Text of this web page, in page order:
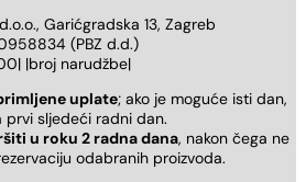
Garićgradska 13, Zagreb
(PBZ d.d.)
|broj narudžbe|
uplate; ako je moguće isti dan,
prvi sljedeći radni dan.
u roku 2 radna dana, nakon čega ne
odabranih proizvoda.